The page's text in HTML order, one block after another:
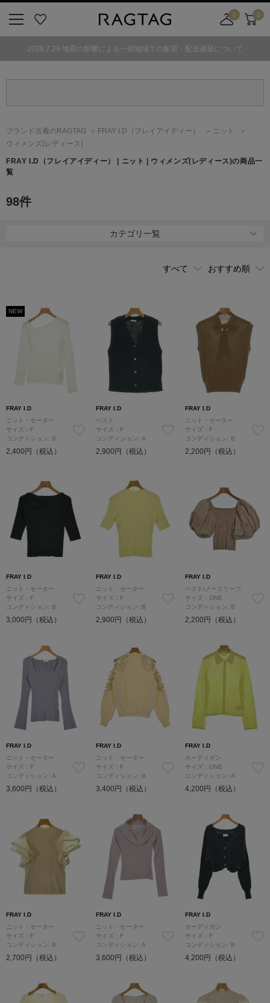
気
0
舗
カ
ト
0
2026.7.29 地震の影響による一部地域での集荷・配送遅延について
ブランド古着のRAGTAG FRAY I.D （フレイアイディー）
ニット
ウィメンズ(レディース)
FRAY I.D （フレイアイディー）
| ニット | ウィメンズ(レディース)の商品一
覧
98件
カテゴリ一覧
NEW
FRAY I.D
ニット・セーター
サイズ：F
コンディション: B
2,400円（税込）
FRAY I.D
ベスト
サイズ：F
コンディション: A
2,900円（税込）
FRAY I.D
ニット・セーター
サイズ：F
コンディション: B
2,200円（税込）
FRAY I.D
ニット・セーター
サイズ：F
コンディション: B
3,000円（税込）
FRAY I.D
ニット・セーター
サイズ：F
コンディション: B
2,900円（税込）
FRAY I.D
ベスト/ノースリーブ
サイズ：ONE
コンディション: B
2,200円（税込）
FRAY I.D
ニット・セーター
サイズ：F
コンディション: A
3,600円（税込）
FRAY I.D
ニット・セーター
サイズ：F
コンディション: B
3,400円（税込）
FRAY I.D
カーディガン
サイズ：ONE
コンディション: A
4,200円（税込）
FRAY I.D
ニット・セーター
サイズ：F
コンディション: B
2,700円（税込）
FRAY I.D
ニット・セーター
サイズ：F
コンディション: A
3,600円（税込）
FRAY I.D
カーディガン
サイズ：F
コンディション: B
4,200円（税込）